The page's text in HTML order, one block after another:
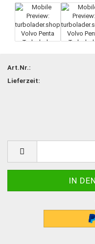
Art.Nr.:
Lieferzeit: